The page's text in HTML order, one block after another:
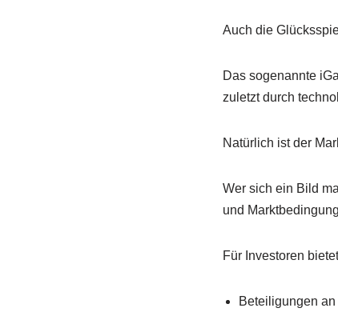
Auch die
Das sogenannte
zuletzt durch
Natürlich ist der
Wer sich ein Bild
und
Für Investoren
Beteiligungen